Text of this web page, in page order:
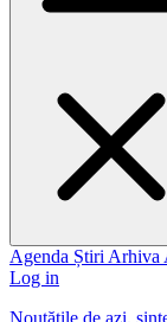
Agenda Știri Arhiva
Log in
Noutățile de azi,